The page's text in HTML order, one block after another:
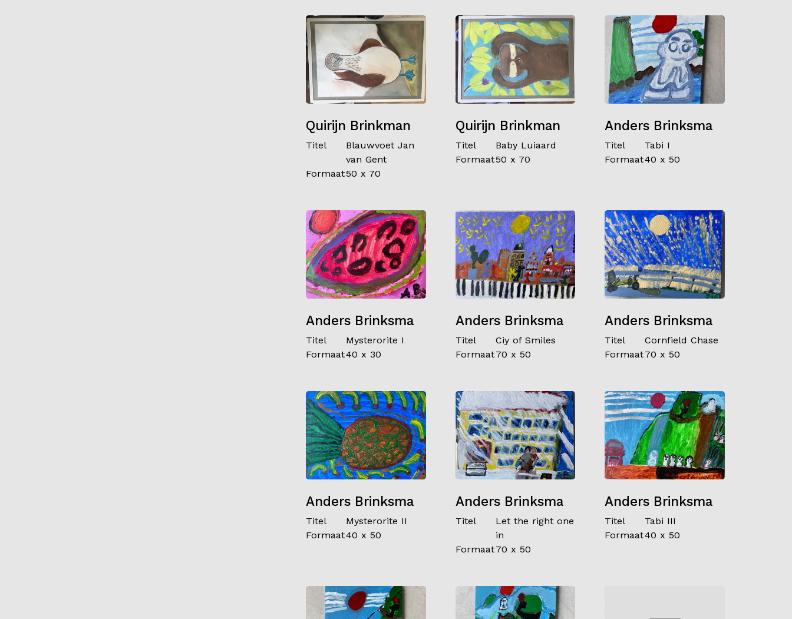
Quirijn Brinkman
Titel
Blauwvoet Jan
van Gent
Formaat50 x 70
Quirijn Brinkman
Titel
Baby Luiaard
Formaat50 x 70
Anders Brinksma
Titel
Tabi I
Formaat40 x 50
Anders Brinksma
Titel
Mysterorite I
Formaat40 x 30
Anders Brinksma
Titel
Ciy of Smiles
Formaat70 x 50
Anders Brinksma
Titel
Cornfield Chase
Formaat70 x 50
Anders Brinksma
Titel
Mysterorite II
Formaat40 x 50
Anders Brinksma
Titel
Let the right one
in
Formaat70 x 50
Anders Brinksma
Titel
Tabi III
Formaat40 x 50